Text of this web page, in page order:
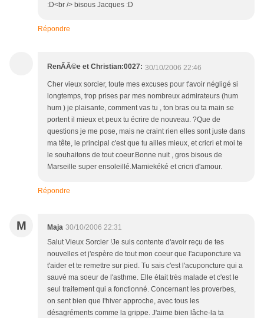
:D<br /> bisous Jacques :D
Répondre
RenÃÂ©e et Christian:0027: 30/10/2006 22:46
Cher vieux sorcier, toute mes excuses pour t'avoir négligé si
longtemps, trop prises par mes nombreux admirateurs (hum
hum ) je plaisante, comment vas tu , ton bras ou ta main se
portent il mieux et peux tu écrire de nouveau. ?Que de
questions je me pose, mais ne craint rien elles sont juste dans
ma tête, le principal c'est que tu ailles mieux, et cricri et moi te
le souhaitons de tout coeur.Bonne nuit , gros bisous de
Marseille super ensoleillé.Mamiekéké et cricri d'amour.
Répondre
M Maja 30/10/2006 22:31
Salut Vieux Sorcier !Je suis contente d'avoir reçu de tes
nouvelles et j'espère de tout mon coeur que l'acuponcture va
t'aider et te remettre sur pied. Tu sais c'est l'acuponcture qui a
sauvé ma soeur de l'asthme. Elle était très malade et c'est le
seul traitement qui a fonctionné. Concernant les proverbes,
on sent bien que l'hiver approche, avec tous les
désagréments comme la grippe. J'aime bien lâche-la ta